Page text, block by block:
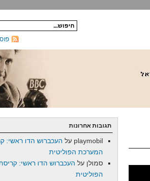
תגובות אחרונות
playmobil על העכברוש הדו ראשי:
המערכת הפוליטית
סמולן על העכברוש הדו ראשי:
הפוליטית